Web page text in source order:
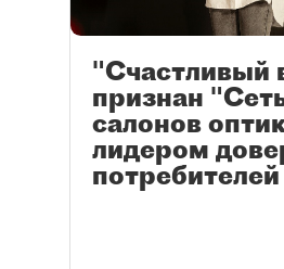
"Счастливый
признан
салонов
лидером
потребителей